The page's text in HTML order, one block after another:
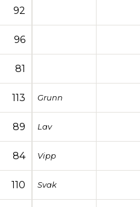
92
96
81
113 Grunn
89 Lav
84 Vipp
110 Svak